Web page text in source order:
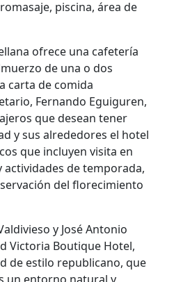
piscina, área de
ofrece una cafetería
de una o dos
carta de comida
Fernando Eguiguren,
que desean tener
y sus alrededores el hotel
que incluyen visita en
actividades de temporada,
del florecimiento
y José Antonio
Victoria Boutique Hotel,
de estilo republicano, que